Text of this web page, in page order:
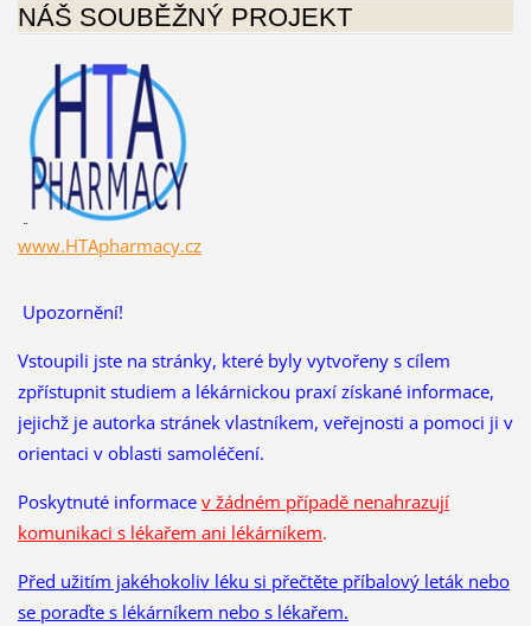
NÁŠ SOUBĚŽNÝ PROJEKT
www.HTApharmacy.cz
Upozornění!
Vstoupili jste na stránky, které byly vytvořeny s cílem
zpřístupnit studiem a lékárnickou praxí získané informace,
jejichž je autorka stránek vlastníkem, veřejnosti a pomoci ji v
orientaci v oblasti samoléčení.
Poskytnuté informace v žádném případě nenahrazují
komunikaci s lékařem ani lékárníkem.
Před užitím jakéhokoliv léku si přečtěte příbalový leták nebo
se poraďte s lékárníkem nebo s lékařem.